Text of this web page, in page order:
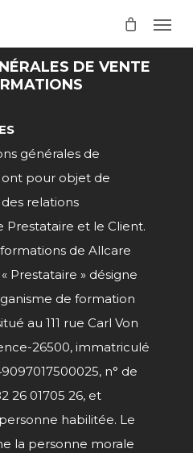
DE VENTE
générales de
ont pour objet de
relations
et le Client.
de Allcare
Prestataire » désigne
de formation
au 111 rue Carl Von
26500, immatriculé
n° de
26 01705 26, et
habilitée. Le
la personne morale